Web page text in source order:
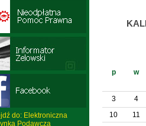
p w
3
4
10
11